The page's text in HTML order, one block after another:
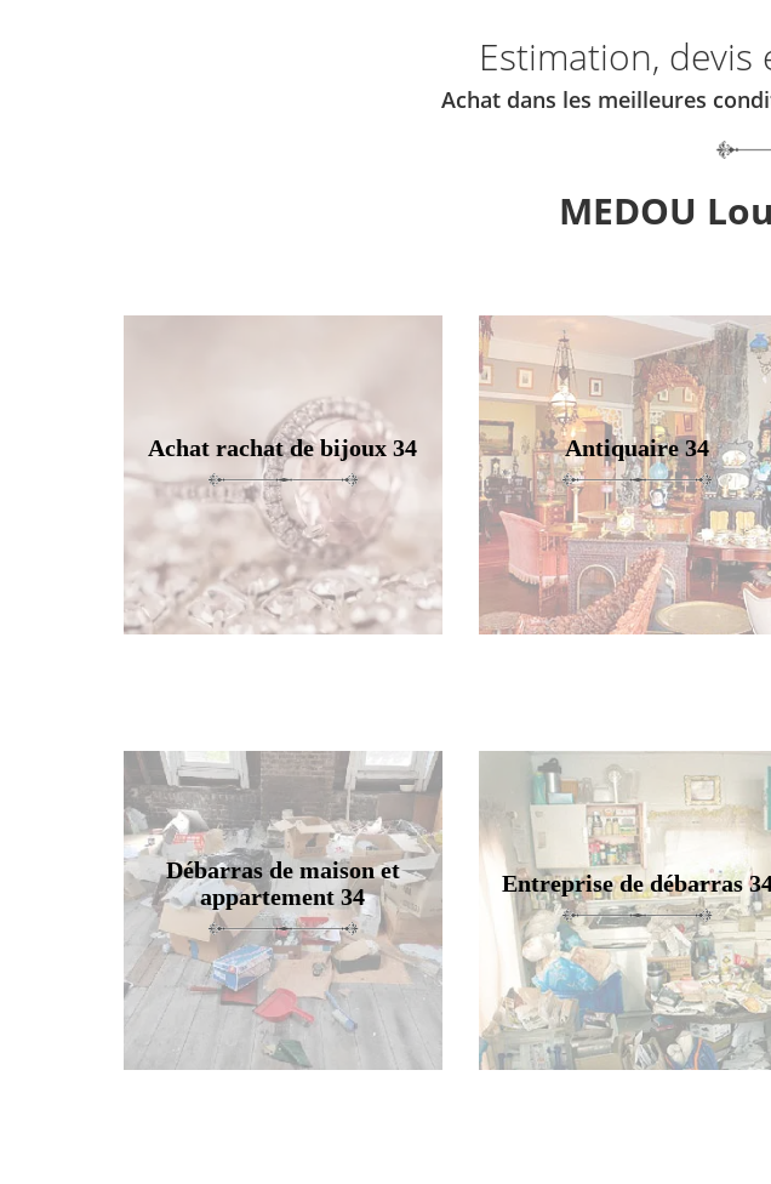
Estimation,
Achat dans les meilleures
MEDOU
Achat rachat de bijoux 34 Antiquaire 34
Débarras de maison et
appartement 34
Entreprise de débarras